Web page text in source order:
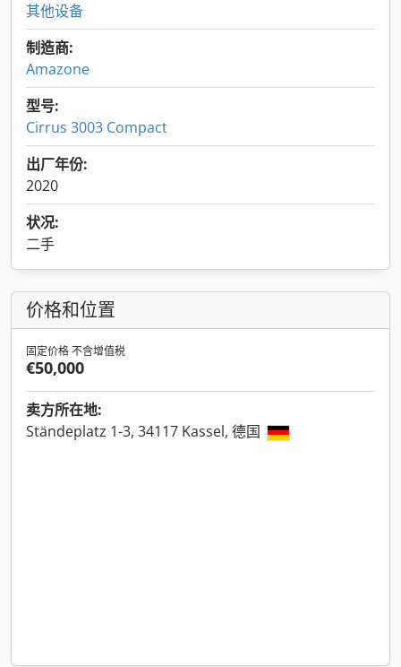
其他设备
制造商:
Amazone
型号:
Cirrus 3003 Compact
出厂年份:
2020
状况:
二手
价格和位置
固定价格 不含增值税
€50,000
卖方所在地:
Ständeplatz 1-3, 34117 Kassel, 德国